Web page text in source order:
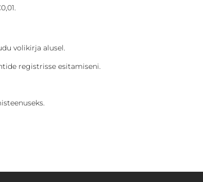
volikirja alusel.
registrisse esitamiseni.